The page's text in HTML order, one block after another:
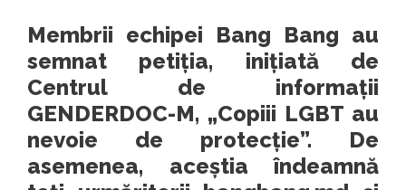
Membrii echipei Bang Bang au
semnat petiția, inițiată de
Centrul de informații
GENDERDOC-M, „Copiii LGBT au
nevoie de protecție”. De
asemenea, aceștia îndeamnă